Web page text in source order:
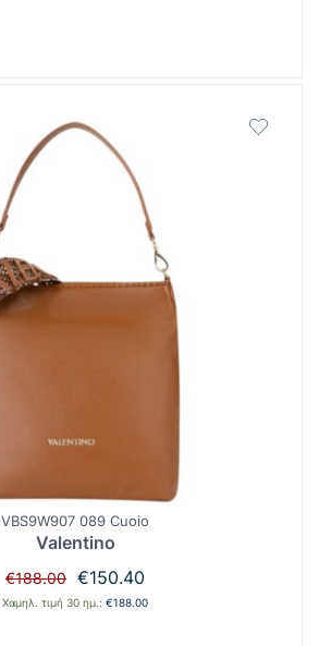
VBS9W907 089 Cuoio
Valentino
€188.00 Original
price
€150.40
τρέχουσα
Χαμηλ. τιμή 30 ημ.: €188.00